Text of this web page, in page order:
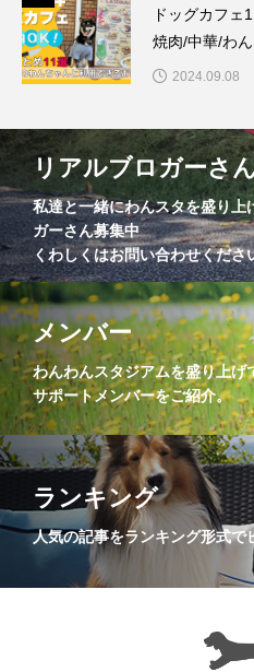
ドッグカフェ
焼肉/中華/わ
2024.09.08
リアルブロガーさ
私達と一緒にわんスタを盛り上
ガーさん募集中
くわしくはお問い合わせくださ
メンバー
わんわんスタジアムを盛り上げ
サポートメンバーをご紹介。
ランキング
人気の記事をランキング形式で